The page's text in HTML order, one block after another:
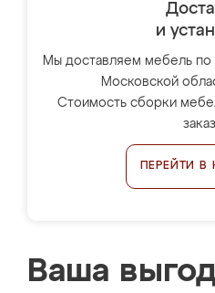
и
Мы доставляем мебель по
Московской
Стоимость сборки
ПЕРЕЙТИ В
Ваша